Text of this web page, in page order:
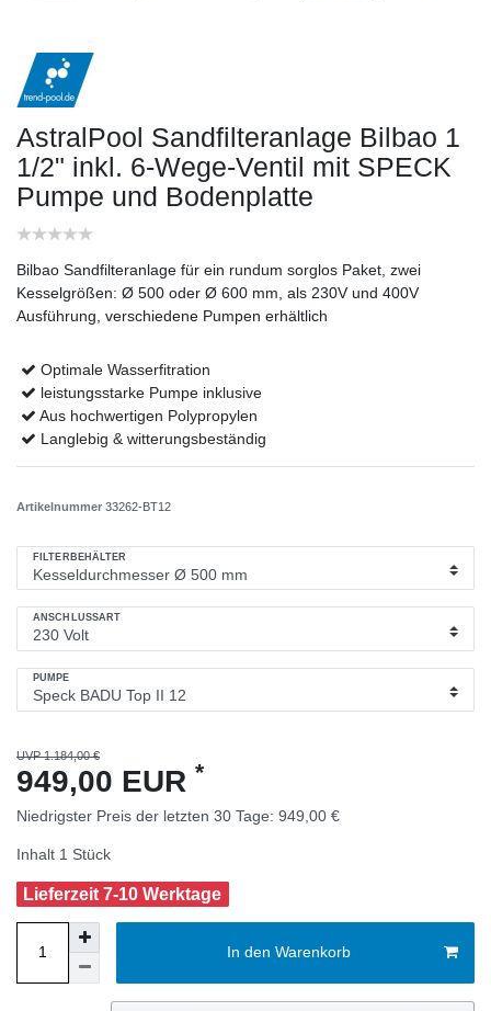
AstralPool Sandfilteranlage Bilbao 1
1/2" inkl. 6-Wege-Ventil mit SPECK
Pumpe und Bodenplatte
Bilbao Sandfilteranlage für ein rundum sorglos Paket, zwei
Kesselgrößen: Ø 500 oder Ø 600 mm, als 230V und 400V
Ausführung, verschiedene Pumpen erhältlich
Optimale Wasserfitration
leistungsstarke Pumpe inklusive
Aus hochwertigen Polypropylen
Langlebig & witterungsbeständig
Artikelnummer 33262-BT12
FILTERBEHÄLTER
ANSCHLUSSART
PUMPE
UVP 1.184,00 €
949,00 EUR *
Niedrigster Preis der letzten 30 Tage: 949,00 €
Inhalt 1 Stück
Lieferzeit 7-10 Werktage
In den Warenkorb